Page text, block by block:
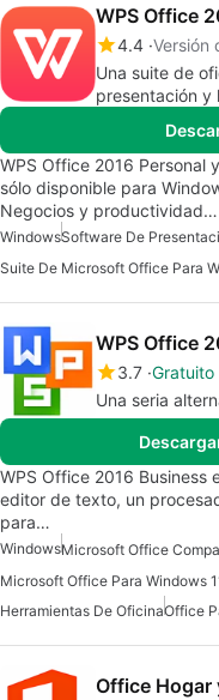
WPS Office
4.4 Versión
Una suite de
presentación y
WPS Office 2016 Personal
sólo disponible para
Negocios y productividad…
WindowsSoftware De
WPS Office
3.7 Gratuito
Una seria
WPS Office 2016 Business
editor de texto, un
para…
Windows
Microsoft Office Para Windows
Herramientas De OficinaOffice
Office Hogar